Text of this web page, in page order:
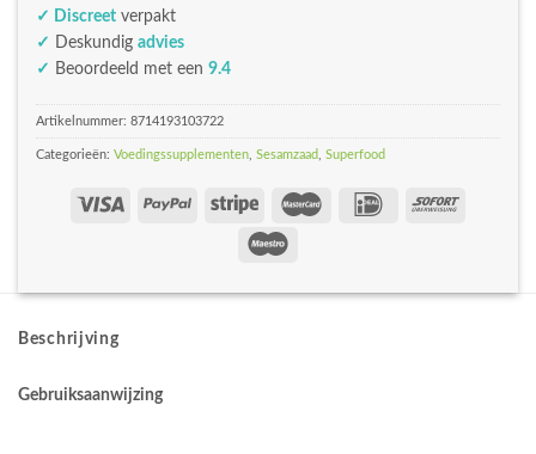
✓ Discreet verpakt
✓
Deskundig advies
✓ Beoordeeld met een 9.4
Artikelnummer: 8714193103722
Categorieën: Voedingssupplementen Sesamzaad Superfood
Beschrijving
Gebruiksaanwijzing